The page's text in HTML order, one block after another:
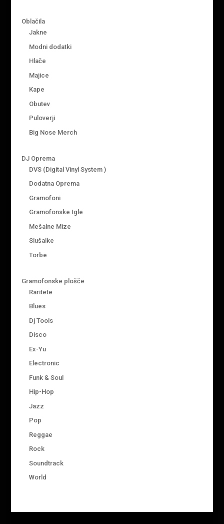
Oblačila
Jakne
Modni dodatki
Hlače
Majice
Kape
Obutev
Puloverji
Big Nose Merch
DJ Oprema
DVS (Digital Vinyl System )
Dodatna Oprema
Gramofoni
Gramofonske Igle
Mešalne Mize
Slušalke
Torbe
Gramofonske plošče
Raritete
Blues
Dj Tools
Disco
Ex-Yu
Electronic
Funk & Soul
Hip-Hop
Jazz
Pop
Reggae
Rock
Soundtrack
World